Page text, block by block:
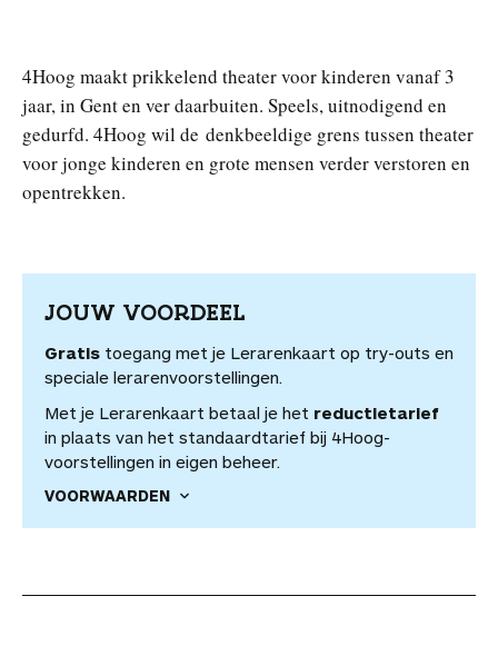
4Hoog maakt prikkelend theater voor kinderen vanaf 3
jaar, in Gent en ver daarbuiten. Speels, uitnodigend en
gedurfd. 4Hoog wil de denkbeeldige grens tussen theater
voor jonge kinderen en grote mensen verder verstoren en
opentrekken.
JOUW VOORDEEL
Gratis toegang met je Lerarenkaart op try-outs en
speciale lerarenvoorstellingen.
Met je Lerarenkaart betaal je het reductietarief
in plaats van het standaardtarief bij 4Hoog-
voorstellingen in eigen beheer.
VOORWAARDEN